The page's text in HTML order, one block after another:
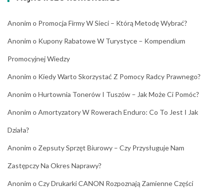
Anonim o Promocja Firmy W Sieci – Którą Metodę Wybrać?
Anonim o Kupony Rabatowe W Turystyce – Kompendium
Promocyjnej Wiedzy
Anonim o Kiedy Warto Skorzystać Z Pomocy Radcy Prawnego?
Anonim o Hurtownia Tonerów I Tuszów – Jak Może Ci Pomóc?
Anonim o Amortyzatory W Rowerach Enduro: Co To Jest I Jak
Działa?
Anonim o Zepsuty Sprzęt Biurowy – Czy Przysługuje Nam
Zastępczy Na Okres Naprawy?
Anonim o Czy Drukarki CANON Rozpoznają Zamienne Części